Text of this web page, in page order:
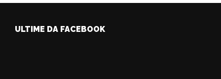
ULTIME DA FACEBOOK